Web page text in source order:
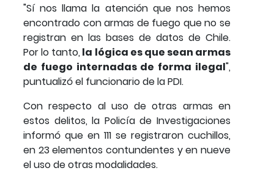
"Sí nos llama la atención que nos hemos
encontrado con armas de fuego que no se
registran en las bases de datos de Chile.
Por lo tanto, la lógica es que sean armas
de fuego internadas de forma ilegal",
puntualizó el funcionario de la PDI.
Con respecto al uso de otras armas en
estos delitos, la Policía de Investigaciones
informó que en 111 se registraron cuchillos,
en 23 elementos contundentes y en nueve
el uso de otras modalidades.